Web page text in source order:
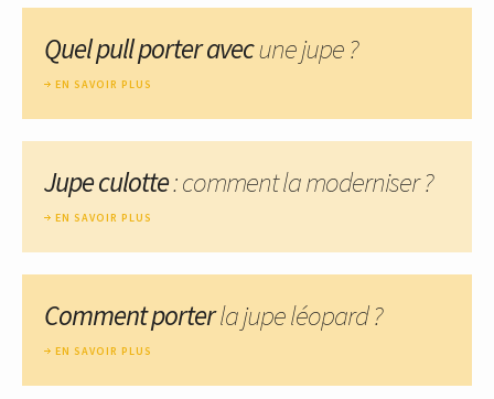
Quel pull porter avecune jupe ?
EN SAVOIR PLUS
Jupe culotte: comment la moderniser ?
EN SAVOIR PLUS
Comment porterla jupe léopard ?
EN SAVOIR PLUS